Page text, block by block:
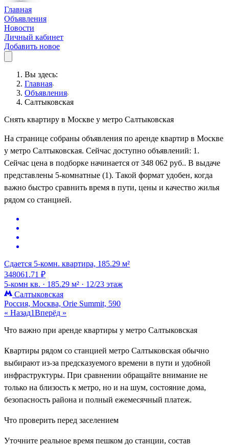
Главная
Объявления
Новости
Личный кабинет
Добавить новое
Вы здесь:
Главная
Объявления
Салтыковская
Снять квартиру в Москве у метро Салтыковская
На странице собраны объявления по аренде квартир в Москве
у метро Салтыковская. Сейчас доступно объявлений: 1.
Сейчас цена в подборке начинается от 348 062 руб.. В выдаче
представлены 5-комнатные (1). Такой формат удобен, когда
важно быстро сравнить время в пути, цены и качество жилья
рядом со станцией.
Сдается 5-комн. квартира, 185.29 м²
348061.71 ₽
5-комн кв. · 185.29 м² · 12/23 этаж
Салтыковская
Россия, Москва, Orie Summit, 590
« Назад1Вперёд »
Что важно при аренде квартиры у метро Салтыковская
Квартиры рядом со станцией метро Салтыковская обычно
выбирают из-за предсказуемого времени в пути и удобной
инфраструктуры. При сравнении обращайте внимание не
только на близость к метро, но и на шум, состояние дома,
безопасность района и полный ежемесячный платеж.
Что проверить перед заселением
Уточните реальное время пешком до станции, состав